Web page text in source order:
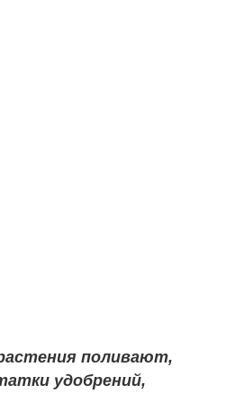
поливают,
удобрений,